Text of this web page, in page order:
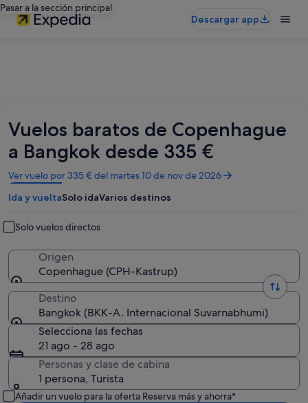
Pasar a la sección principal
Descargar app
Vuelos baratos de Copenhague
a Bangkok desde 335 €
Ver vuelo por 335 € del martes 10 de nov de 2026
Se
abre
en
ventana
nueva
Ida y vueltaSolo idaVarios destinos
Solo vuelos directos
Origen
Copenhague (CPH-Kastrup)
Destino
Bangkok (BKK-A. Internacional Suvarnabhumi)
Selecciona las fechas
21 ago - 28 ago
Personas y clase de cabina
1 persona, Turista
Añadir un vuelo para la oferta Reserva más y ahorra*